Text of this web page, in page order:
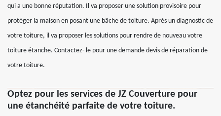
qui a une bonne réputation. Il va proposer une solution provisoire pour
protéger la maison en posant une bâche de toiture. Après un diagnostic de
votre toiture, il va proposer les solutions pour rendre de nouveau votre
toiture étanche. Contactez- le pour une demande devis de réparation de
votre toiture.
Optez pour les services de JZ Couverture pour
une étanchéité parfaite de votre toiture.